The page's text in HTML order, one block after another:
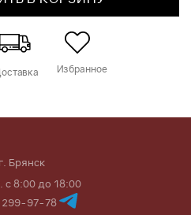
Избранное
г. Брянск
с 8:00 до 18:00
97-78